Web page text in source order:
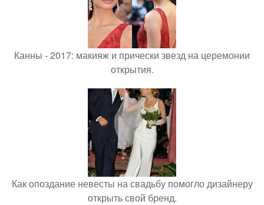
Канны - 2017: макияж и прически звезд на церемонии
открытия.
Как опоздание невесты на свадьбу помогло дизайнеру
открыть свой бренд.